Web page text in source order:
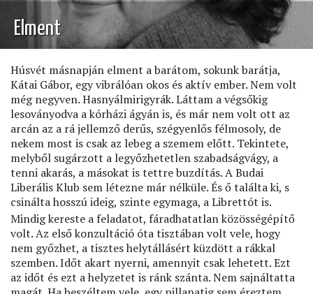
Elment
Húsvét másnapján elment a barátom, sokunk barátja,
Kátai Gábor, egy vibrálóan okos és aktív ember. Nem volt
még negyven. Hasnyálmirigyrák. Láttam a végsőkig
lesoványodva a kórházi ágyán is, és már nem volt ott az
arcán az a rá jellemző derűs, szégyenlős félmosoly, de
nekem most is csak az lebeg a szemem előtt. Tekintete,
melyből sugárzott a legyőzhetetlen szabadságvágy, a
tenni akarás, a másokat is tettre buzdítás. A Budai
Liberális Klub sem létezne már nélküle. És ő találta ki, s
csinálta hosszú ideig, szinte egymaga, a Librettót is.
Mindig kereste a feladatot, fáradhatatlan közösségépítő
volt. Az első konzultáció óta tisztában volt vele, hogy
nem győzhet, a tisztes helytállásért küzdött a rákkal
szemben. Időt akart nyerni, amennyit csak lehetett. Ezt
az időt és ezt a helyzetet is ránk szánta. Nem sajnáltatta